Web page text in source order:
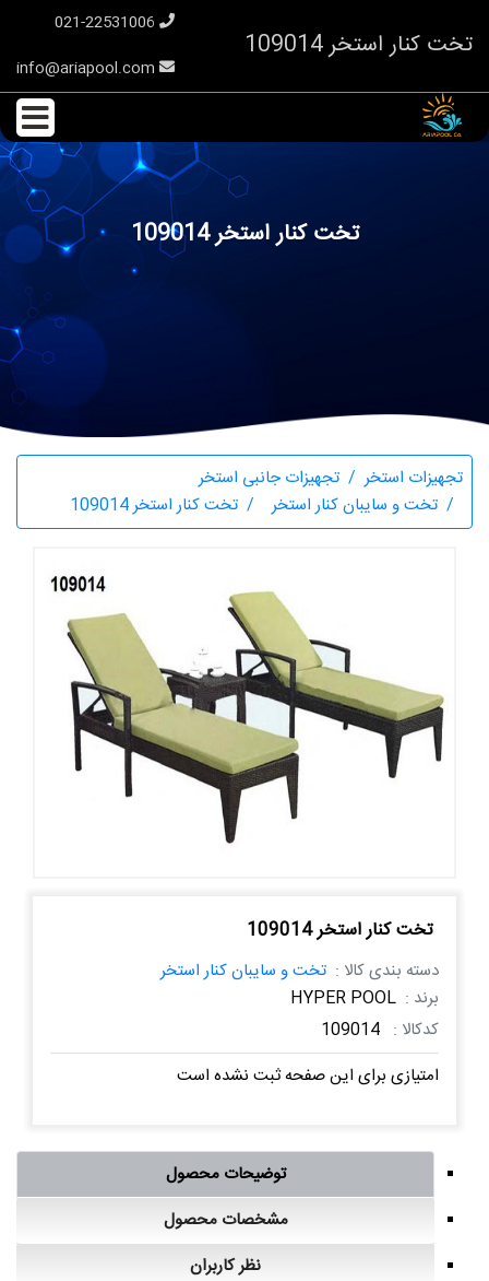
تخت کنار استخر 109014
تخت کنار استخر 109014
تجهیزات استخر
تجهیزات جانبی استخر
تخت و سایبان کنار استخر
تخت کنار استخر 109014
تخت کنار استخر 109014
دسته بندی کالا : تخت و سایبان کنار استخر
برند : HYPER POOL
کدکالا : 109014
امتیازی برای این صفحه ثبت نشده است
توضیحات محصول
مشخصات محصول
نظر کاربران